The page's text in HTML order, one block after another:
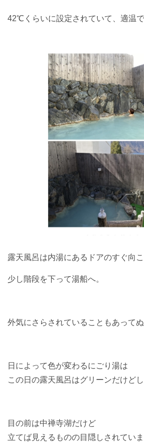
42℃くらいに設定されていて、適温で
露天風呂は内湯にあるドアのすぐ向
少し階段を下って湯船へ。
外気にさらされていることもあってぬ
日によって色が変わるにごり湯は
この日の露天風呂はグリーンだけど
目の前は中禅寺湖だけど
立てば見えるものの目隠しされていま